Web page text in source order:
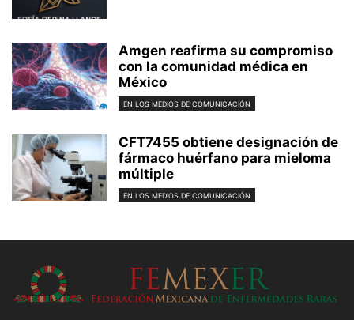
Amgen reafirma su compromiso
con la comunidad médica en
México
EN LOS MEDIOS DE COMUNICACIÓN
CFT7455 obtiene designación de
fármaco huérfano para mieloma
múltiple
EN LOS MEDIOS DE COMUNICACIÓN